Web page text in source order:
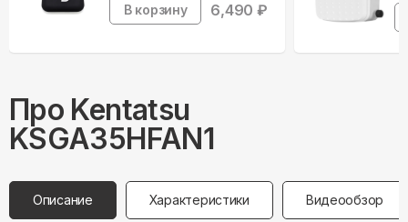
В корзину 6,490 ₽
Про Kentatsu
KSGA35HFAN1
Описание Характеристики Видеообзор